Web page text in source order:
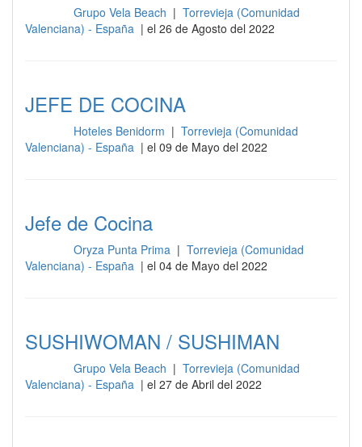
Grupo Vela Beach | Torrevieja (Comunidad
Valenciana) - España | el 26 de Agosto del 2022
JEFE DE COCINA
Hoteles Benidorm | Torrevieja (Comunidad
Valenciana) - España | el 09 de Mayo del 2022
Jefe de Cocina
Oryza Punta Prima | Torrevieja (Comunidad
Valenciana) - España | el 04 de Mayo del 2022
SUSHIWOMAN / SUSHIMAN
Grupo Vela Beach | Torrevieja (Comunidad
Valenciana) - España | el 27 de Abril del 2022